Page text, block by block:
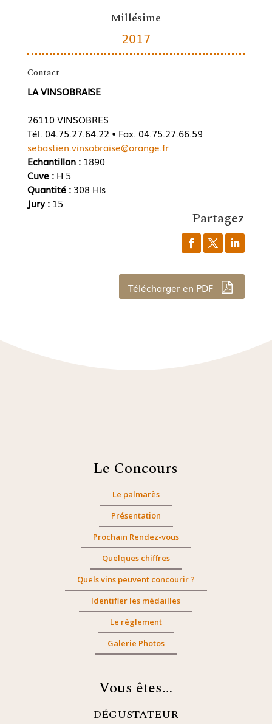
Millésime
2017
Contact
LA VINSOBRAISE
26110 VINSOBRES
Tél. 04.75.27.64.22 • Fax. 04.75.27.66.59
sebastien.vinsobraise@orange.fr
Echantillon :1890
Cuve : H 5
Quantité : 308 Hls
Jury : 15
Partagez
Télécharger en PDF
Le Concours
Le palmarès
Présentation
Prochain Rendez-vous
Quelques chiffres
Quels vins peuvent concourir ?
Identifier les médailles
Le règlement
Galerie Photos
Vous êtes…
DÉGUSTATEUR